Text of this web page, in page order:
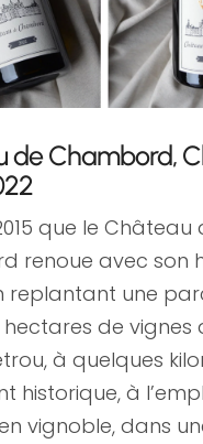
de Chambord,
que le Château
renoue avec son
replantant une
de vignes
à quelques
historique, à
vignoble, dans